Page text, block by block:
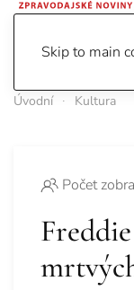
Skip to main
Úvodní Kultura
Počet